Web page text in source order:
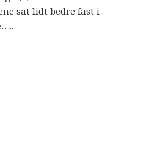
sat lidt bedre fast i